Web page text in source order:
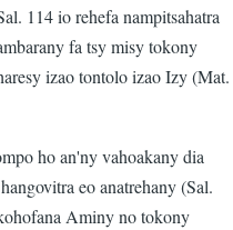
114 io rehefa nampitsahatra
fa tsy misy tokony
izao tontolo izao Izy (Mat.
ho an'ny vahoakany dia
eo anatrehany (Sal.
Aminy no tokony